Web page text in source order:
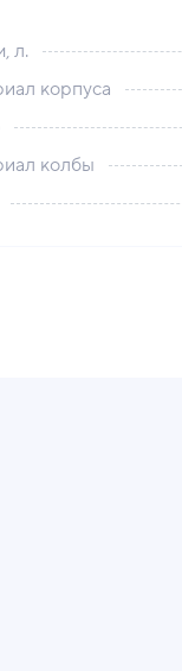
л.
корпуса
колбы